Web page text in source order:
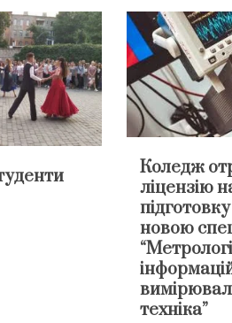
Коледж
ліцензію
новою
техніка”